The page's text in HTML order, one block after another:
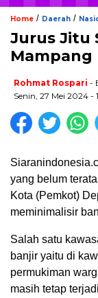
Home / Daerah /
Jurus Jitu
Mampang
Rohmat Rospari -
Senin, 27 Mei 2024 -
yang belum
Kota (Pemkot)
meminimalisir
Salah satu
banjir yaitu di
permukiman
masih tetap